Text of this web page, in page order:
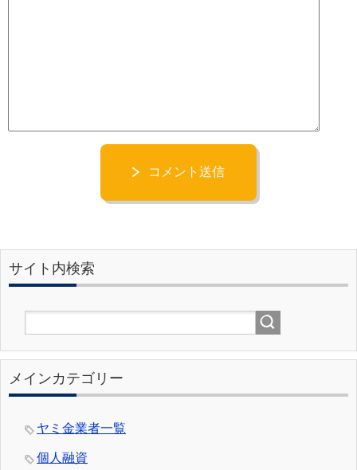
コメント送信
サイト内検索
メインカテゴリー
ヤミ金業者一覧
個人融資